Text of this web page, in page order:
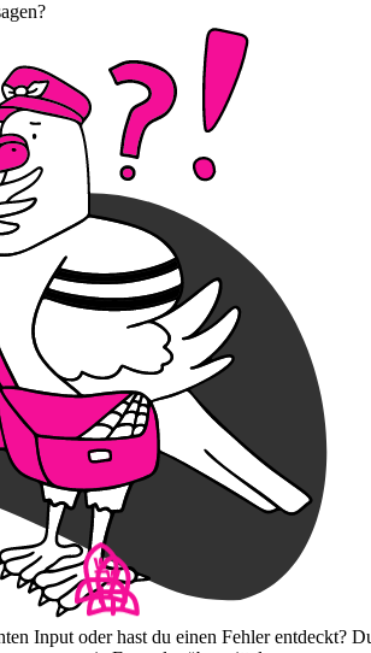
Input oder hast du einen Fehler entdeckt?